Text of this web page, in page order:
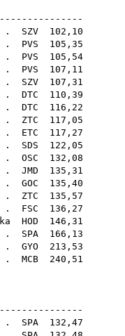
. SZV 102,10
. PVS 105,35
. PVS 105,54
. PVS 107,11
. SZV 107,31
. DTC 110,39
. DTC 116,22
. ZTC 117,05
. ETC 117,27
. SDS 122,05
. OSC 132,08
. JMD 135,31
. GOC 135,40
. ZTC 135,57
. FSC 136,27
HOD 146,31
. SPA 166,13
. GYO 213,53
. MCB 240,51
. SPA 132,47